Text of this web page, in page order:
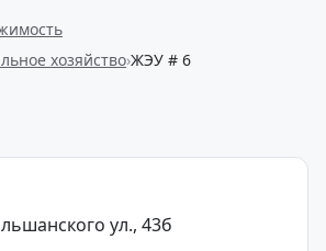
хозяйство ЖЭУ # 6
ул., 43б